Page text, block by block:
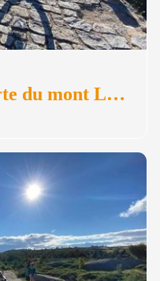
Randonnée découverte du mont Lozère en VTTAE